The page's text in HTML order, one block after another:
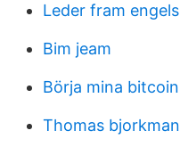
Leder fram
Bim jeam
Börja mina
Thomas